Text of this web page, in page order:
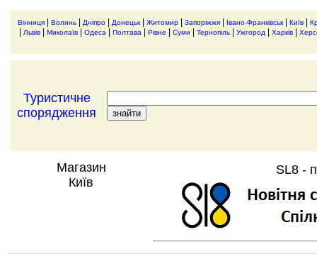
Вінниця Волинь Дніпро Донецьк| Житомир Запоріжжя Івано-Франківськ| Київ
Львів Миколаїв Одеса Полтава Рівне Суми Тернопіль Ужгород Харків
Туристичне
спорядження
Магазин
Київ
SL8 -